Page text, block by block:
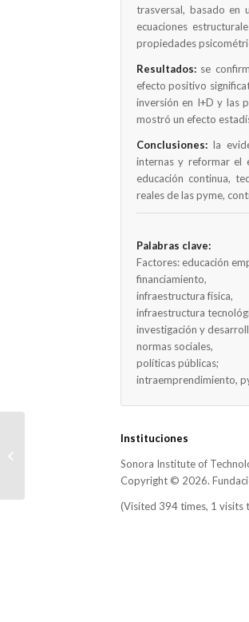
trasversal, basado en
ecuaciones
propiedades
Resultados:se
efecto positivo
inversión en I+D y las
mostró un efecto
Conclusiones:la
internas y reformar el
educación continua,
reales de las pyme,
Palabras clave:
Factores: educación
financiamiento,
infraestructura física,
infraestructura
investigación y
normas sociales,
políticas públicas;
intraemprendimiento,
Instituciones
Sonora Institute of
Copyright © 2026.
(Visited 394 times, 1 visits
Escala de inserción al salario